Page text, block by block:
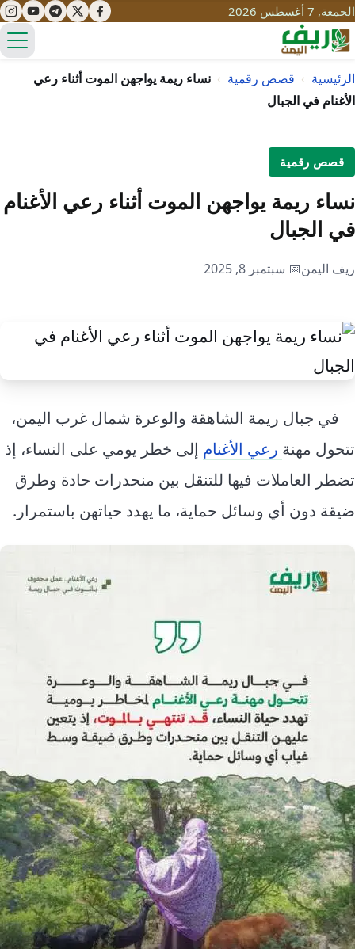
الجمعة, 7 أغسطس 2026
صحة
مياه
طرُق
تنمية
قصص نجاح
مبادرات
سياحة
ثقافة
إرشاد زراعي
نساء
قضايا
قصة
انفوجرافيك
الرئيسية › قصص رقمية › نساء ريمة يواجهن الموت أثناء رعي
الأغنام في الجبال
قصص رقمية
نساء ريمة يواجهن الموت أثناء رعي الأغنام
في الجبال
ريف اليمن📅 سبتمبر 8, 2025
في جبال ريمة الشاهقة والوعرة شمال غرب اليمن،
تتحول مهنة رعي الأغنام إلى خطر يومي على النساء، إذ
تضطر العاملات فيها للتنقل بين منحدرات حادة وطرق
ضيقة دون أي وسائل حماية، ما يهدد حياتهن باستمرار.